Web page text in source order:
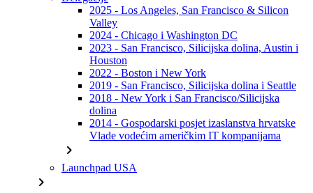
2025 - Los Angeles, San Francisco & Silicon
Valley
2024 - Chicago i Washington DC
2023 - San Francisco, Silicijska dolina, Austin i
Houston
2022 - Boston i New York
2019 - San Francisco, Silicijska dolina i Seattle
2018 - New York i San Francisco/Silicijska
dolina
2014 - Gospodarski posjet izaslanstva hrvatske
Vlade vodećim američkim IT kompanijama
chevron_right
Launchpad USA
chevron_right